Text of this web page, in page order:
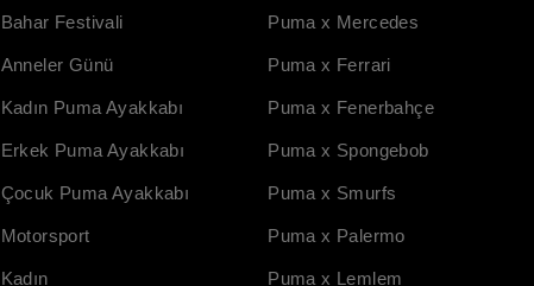
Bahar Festivali
Anneler Günü
Kadın Puma Ayakkabı
Erkek Puma Ayakkabı
Çocuk Puma Ayakkabı
Motorsport
Kadın
Puma x Mercedes
Puma x Ferrari
Puma x Fenerbahçe
Puma x Spongebob
Puma x Smurfs
Puma x Palermo
Puma x Lemlem